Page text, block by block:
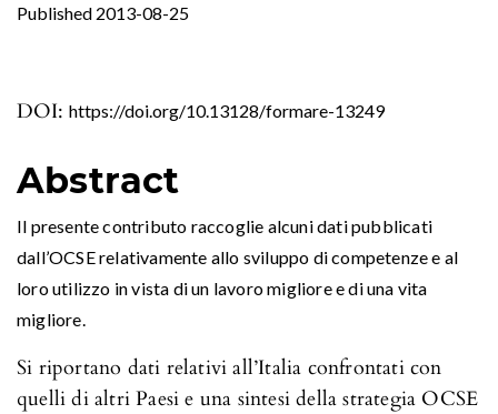
DOI: https://doi.org/10.13128/formare-13249
Published 2013-08-25
Abstract
Il presente contributo raccoglie alcuni dati pubblicati
dall’OCSE relativamente allo sviluppo di competenze e al
loro utilizzo in vista di un lavoro migliore e di una vita
migliore.
Si riportano dati relativi all’Italia confrontati con
quelli di altri Paesi e una sintesi della strategia OCSE